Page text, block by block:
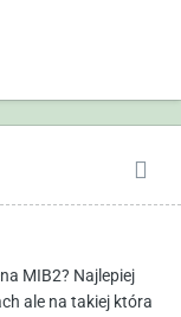
MIB2? Najlepiej
ale na takiej która